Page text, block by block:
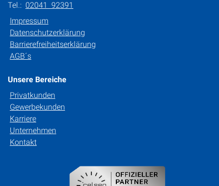
Tel.: 02041 92391
Impressum
Datenschutzerklärung
Barrierefreiheitserklärung
AGB´s
Unsere Bereiche
Privatkunden
Gewerbekunden
Karriere
Unternehmen
Kontakt